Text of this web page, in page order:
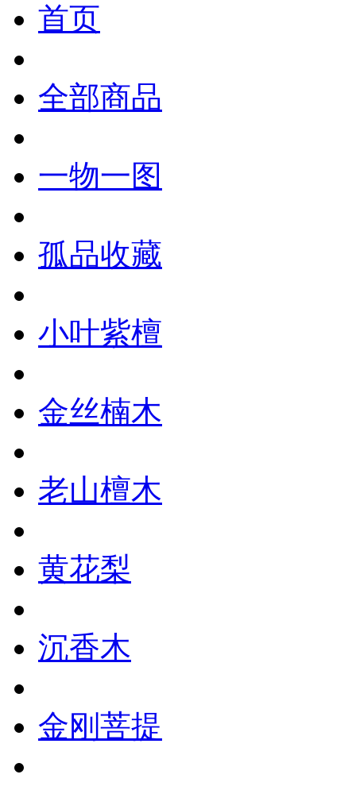
首页
全部商品
一物一图
孤品收藏
小叶紫檀
金丝楠木
老山檀木
黄花梨
沉香木
金刚菩提